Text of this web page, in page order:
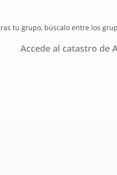
tu grupo, búscalo entre los
Accede al catastro de